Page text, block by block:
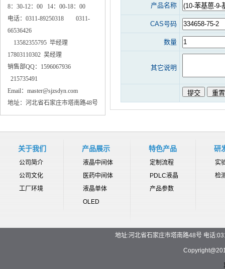
8：30-12：00 14：00-18：00
电话：0311-89250318 0311-
66536426
13582355795 毕经理
17803110302 吴经理
销售部QQ：1596067936
215735491
Email：master@sjzsdyn.com
地址：河北省石家庄市塔南路48号
产品名称
CAS号码
数量
其它说明
关于我们
公司简介
公司文化
工厂环境
产品展示
液晶中间体
医药中间体
液晶单体
OLED
特色产品
定制流程
PDLC液晶
产品参数
研
实
检
地址:河北省石家庄市塔南路48号 电话